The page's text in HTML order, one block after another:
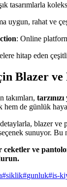
tasarımlarla
uygun, rahat ve
: Online
hitap eden çeşitli
Blazer ve
takımları,
de günlük
blazer ve
sunuyor.
ceketler ve
#siklik#gunluk#is-